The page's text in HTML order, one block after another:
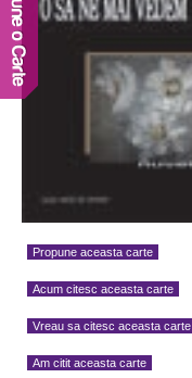
Propune aceasta carte
Acum citesc aceasta carte
Vreau sa citesc aceasta carte
Am citit aceasta carte